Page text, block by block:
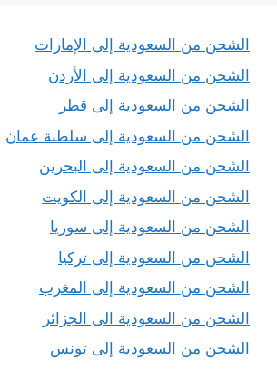
الشحن من السعودية إلى الإمارات
الشحن من السعودية إلى الأردن
الشحن من السعودية إلى قطر
الشحن من السعودية إلى سلطنة عمان
الشحن من السعودية إلى البحرين
الشحن من السعودية إلى الكويت
الشحن من السعودية إلى سوريا
الشحن من السعودية إلى تركيا
الشحن من السعودية إلى المغرب
الشحن من السعودية الى الجزائر
الشحن من السعودية إلى تونس